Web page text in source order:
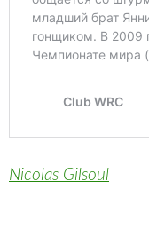
Nicolas Gilsoul